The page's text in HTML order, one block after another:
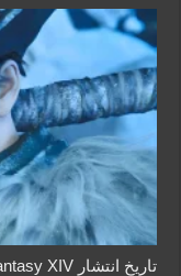
تاریخ انتشار Final Fantasy XIV برای سوییچ ۲ اعلام شد